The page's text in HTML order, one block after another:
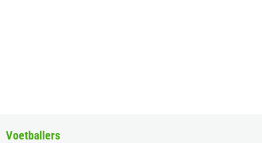
Voetballers